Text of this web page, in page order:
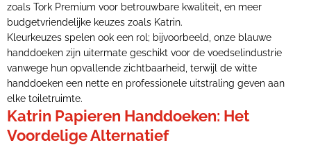
zoals Tork Premium voor betrouwbare kwaliteit, en meer
budgetvriendelijke keuzes zoals Katrin.
Kleurkeuzes spelen ook een rol; bijvoorbeeld, onze blauwe
handdoeken zijn uitermate geschikt voor de voedselindustrie
vanwege hun opvallende zichtbaarheid, terwijl de witte
handdoeken een nette en professionele uitstraling geven aan
elke toiletruimte.
Katrin Papieren Handdoeken: Het
Voordelige Alternatief